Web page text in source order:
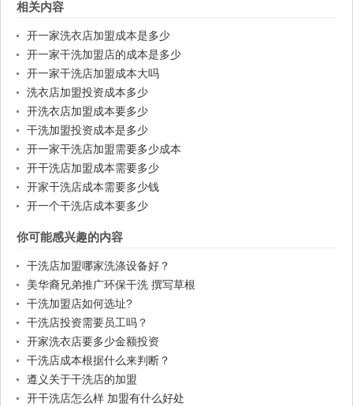
相关内容
开一家洗衣店加盟成本是多少
开一家干洗加盟店的成本是多少
开一家干洗店加盟成本大吗
洗衣店加盟投资成本多少
开洗衣店加盟成本要多少
干洗加盟投资成本是多少
开一家干洗店加盟需要多少成本
开干洗店加盟成本需要多少
开家干洗店成本需要多少钱
开一个干洗店成本要多少
你可能感兴趣的内容
干洗店加盟哪家洗涤设备好？
美华裔兄弟推广环保干洗 撰写草根
干洗加盟店如何选址?
干洗店投资需要员工吗？
开家洗衣店要多少金额投资
干洗店成本根据什么来判断？
遵义关于干洗店的加盟
开干洗店怎么样 加盟有什么好处